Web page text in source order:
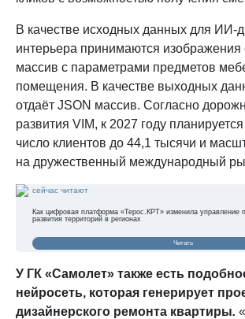
В качестве исходных данных для ИИ-
интерьера принимаются изображения
массив с параметрами предметов
помещения. В качестве выходных
отдаёт JSON массив. Согласно
развития VIM, к 2027 году
число клиентов до 44,1 тысячи и
на дружественный международный
сейчас читают
Как цифровая платформа «Терос.КРТ» изменила управление
развития территорий в регионах
Читать
У ГК «Самолет» также есть
нейросеть, которая генерирует
дизайнерского ремонта квартиры.